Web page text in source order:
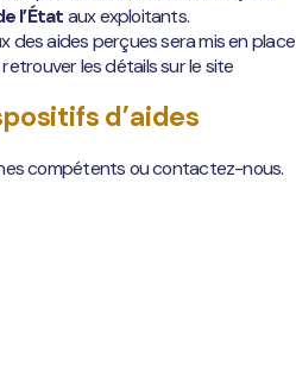
l’Étataux exploitants.
des aides perçues sera mis en place
les détails sur le site
d’aides
compétents ou contactez-nous.